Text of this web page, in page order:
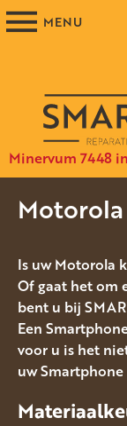
Minervum 7448
Motorola
Is uw Motorola
Of gaat het om
bent u bij
Een
voor u is het
uw